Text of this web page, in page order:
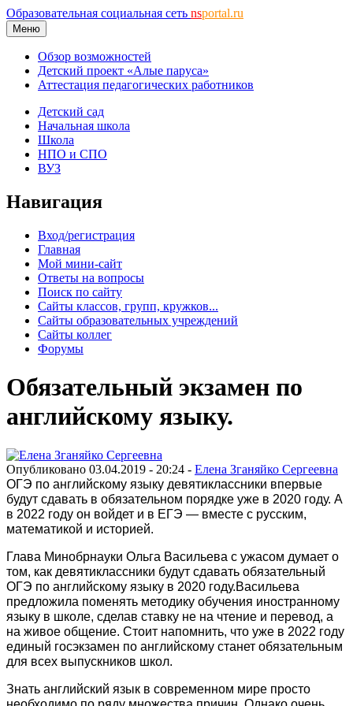
Образовательная социальная сеть nsportal.ru
Меню
Обзор возможностей
Детский проект «Алые паруса»
Аттестация педагогических работников
Детский сад
Начальная школа
Школа
НПО и СПО
ВУЗ
Навигация
Вход/регистрация
Главная
Мой мини-сайт
Ответы на вопросы
Поиск по сайту
Сайты классов, групп, кружков...
Сайты образовательных учреждений
Сайты коллег
Форумы
Обязательный экзамен по
английскому языку.
Опубликовано 03.04.2019 - 20:24 - Елена Зганяйко Сергеевна
ОГЭ по английскому языку девятиклассники впервые
будут сдавать в обязательном порядке уже в 2020 году. А
в 2022 году он войдет и в ЕГЭ — вместе с русским,
математикой и историей.
Глава Минобрнауки Ольга Васильева с ужасом думает о
том, как девятиклассники будут сдавать обязательный
ОГЭ по английскому языку в 2020 году.Васильева
предложила поменять методику обучения иностранному
языку в школе, сделав ставку не на чтение и перевод, а
на живое общение. Стоит напомнить, что уже в 2022 году
единый госэкзамен по английскому станет обязательным
для всех выпускников школ.
Знать английский язык в современном мире просто